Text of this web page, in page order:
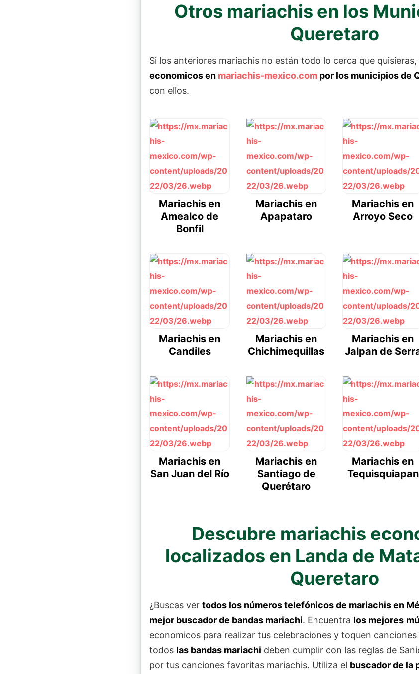
Otros mariachis en los
Queretaro
Si los anteriores mariachis no están todo lo cerca que quisieras,
economicos en mariachis-mexico.com por los municipios de
con ellos.
Mariachis en
Amealco de
Bonfil
Mariachis en
Apapataro
Mariachis en
Arroyo Seco
Mariachis en
Candiles
Mariachis en
Chichimequillas
Mariachis en
Jalpan de
Mariachis en
San Juan del Río
Mariachis en
Santiago de
Querétaro
Mariachis en
Tequisquiapan
Descubre mariachis
localizados en Landa de
Queretaro
¿Buscas ver todos los números telefónicos de mariachisen
mejor buscador de bandas mariachi. Encuentra los mejores
economicos para realizar tus celebraciones y toquen canciones
todos las bandas mariachi deben cumplir con las reglas de
por tus canciones favoritas mariachis. Utiliza el buscador de la